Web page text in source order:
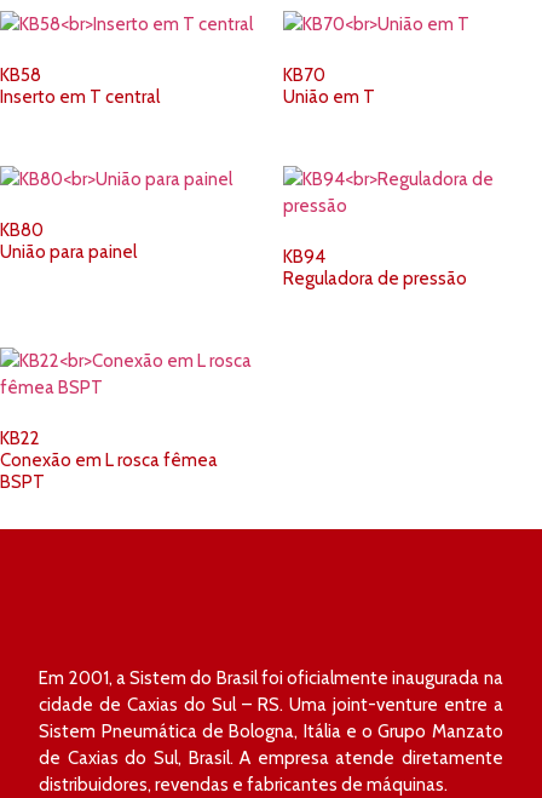
KB58
Inserto em T central
KB70
União em T
KB80
União para painel
KB94
Reguladora de pressão
KB22
Conexão em L rosca fêmea
BSPT
Em 2001, a Sistem do Brasil foi oficialmente inaugurada na
cidade de Caxias do Sul – RS. Uma joint-venture entre a
Sistem Pneumática de Bologna, Itália e o Grupo Manzato
de Caxias do Sul, Brasil. A empresa atende diretamente
distribuidores, revendas e fabricantes de máquinas.